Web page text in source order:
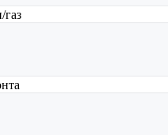
газ